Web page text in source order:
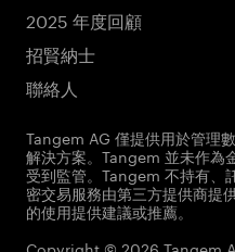
2025 年度回顧
招賢納士
聯絡人
Tangem AG 僅提供用於管理
解決方案。Tangem 並未作為
受到監管。Tangem 不持有、
密交易服務由第三方提供商提
的使用提供建議或推薦。